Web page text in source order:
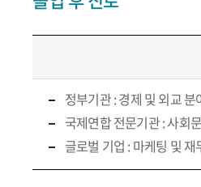
정부기관 : 경제 및 외교 분
국제연합 전문기관 : 사회
글로벌 기업 : 마케팅 및 재